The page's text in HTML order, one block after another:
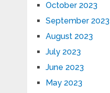
October 2023
September 2023
August 2023
July 2023
June 2023
May 2023